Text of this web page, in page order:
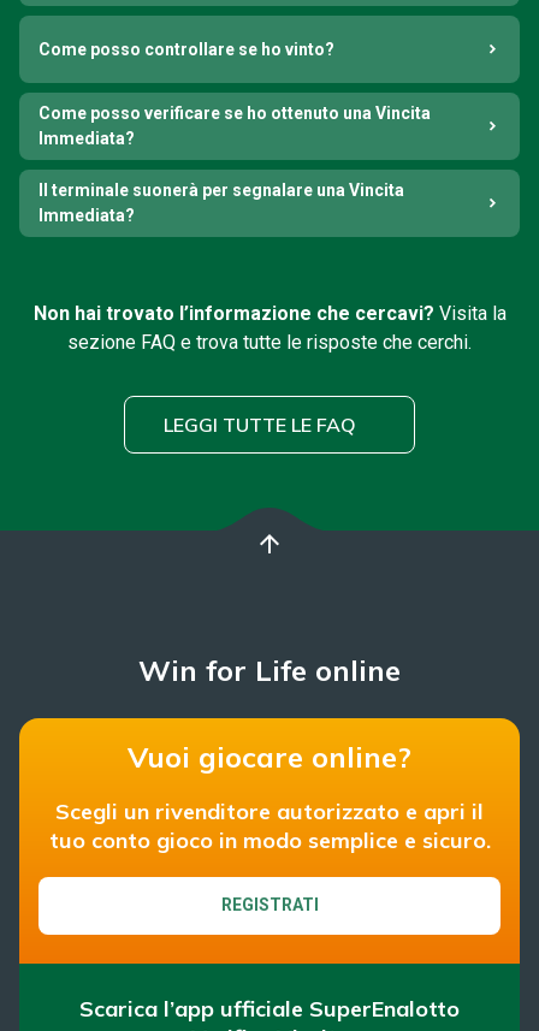
Come posso controllare se ho vinto?
Come posso verificare se ho ottenuto una Vincita
Immediata?
Il terminale suonerà per segnalare una Vincita
Immediata?
Non hai trovato l’informazione che cercavi? Visita la
sezione FAQ e trova tutte le risposte che cerchi.
LEGGI TUTTE LE FAQ
arrow_upward
Win for Life online
Vuoi giocare online?
Scegli un rivenditore autorizzato e apri il
tuo conto gioco in modo semplice e sicuro.
REGISTRATI
Scarica l’app ufficiale SuperEnalotto